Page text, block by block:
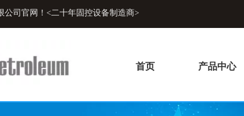
公司官网！<二十年固控设备制造商>
首页 产品中心